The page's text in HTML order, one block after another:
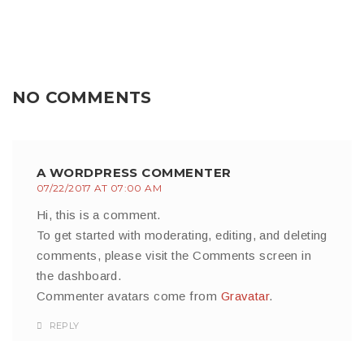
NO COMMENTS
A WORDPRESS COMMENTER
07/22/2017 AT 07:00 AM
Hi, this is a comment.
To get started with moderating, editing, and deleting
comments, please visit the Comments screen in
the dashboard.
Commenter avatars come from Gravatar.
REPLY